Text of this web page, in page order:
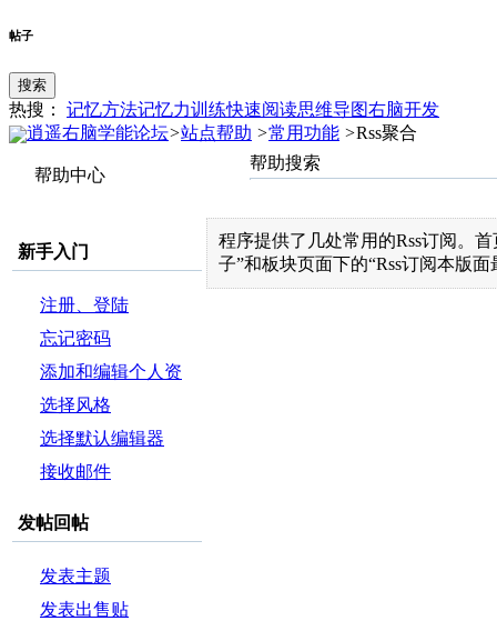
帖子
搜索
热搜： 记忆方法记忆力训练快速阅读思维导图右脑开发
逍遥右脑学能论坛>站点帮助 >常用功能 >Rss聚合
帮助中心
帮助搜索
新手入门
注册、登陆
忘记密码
添加和编辑个人资
料
选择风格
选择默认编辑器
接收邮件
发帖回帖
发表主题
发表出售贴
程序提供了几处常用的Rss订阅。
子”和板块页面下的“Rss订阅本版面